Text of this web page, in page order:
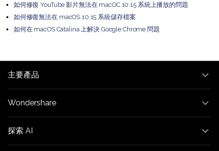
如何修復 YouTube 影片無法在 macOC 10.15 系統上播放的問題
如何修復無法在 macOS 10.15 系統儲存檔案
如何在 macOS Catalina 上解決 Google Chrome 問題
主要產品
Wondershare
探索 AI